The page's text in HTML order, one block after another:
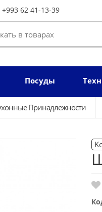
+993 62 41-13-39
Посуды
Принадлежности